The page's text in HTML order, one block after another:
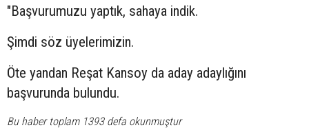
"Başvurumuzu yaptık, sahaya indik.
Şimdi söz üyelerimizin.
Öte yandan Reşat Kansoy da aday adaylığını
başvurunda bulundu.
Bu haber toplam 1393 defa okunmuştur